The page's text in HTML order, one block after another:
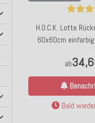
H.O.C.K. Lotte
60x60cm
ab
Bald